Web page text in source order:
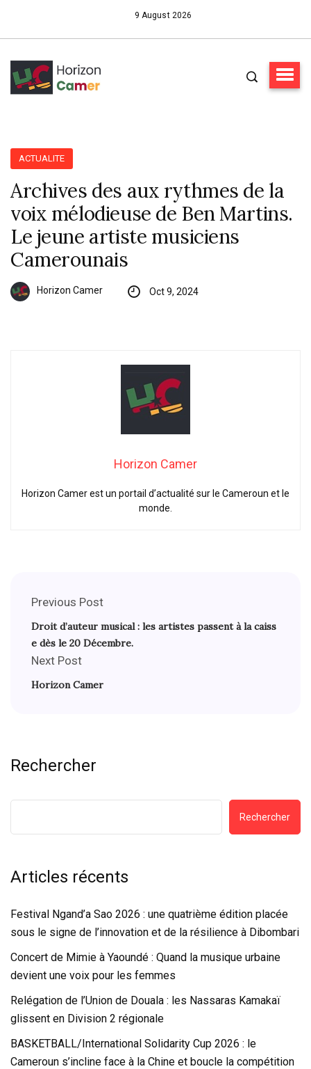
9 August 2026
ACTUALITE
Archives des aux rythmes de la
voix mélodieuse de Ben Martins.
Le jeune artiste musiciens
Camerounais
Horizon Camer Oct 9, 2024
Horizon Camer
Horizon Camer est un portail d’actualité sur le Cameroun et le
monde.
Previous Post
Droit d’auteur musical : les artistes passent à la caiss
e dès le 20 Décembre.
Next Post
Horizon Camer
Rechercher
Rechercher
Articles récents
Festival Ngand’a Sao 2026 : une quatrième édition placée
sous le signe de l’innovation et de la résilience à Dibombari
Concert de Mimie à Yaoundé : Quand la musique urbaine
devient une voix pour les femmes
Relégation de l’Union de Douala : les Nassaras Kamakaï
glissent en Division 2 régionale
BASKETBALL/International Solidarity Cup 2026 : le
Cameroun s’incline face à la Chine et boucle la compétition